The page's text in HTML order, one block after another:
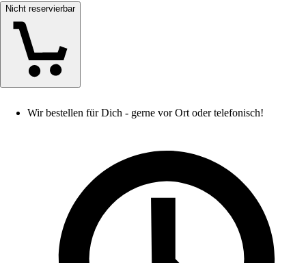
Nicht reservierbar
Wir bestellen für Dich - gerne vor Ort oder telefonisch!